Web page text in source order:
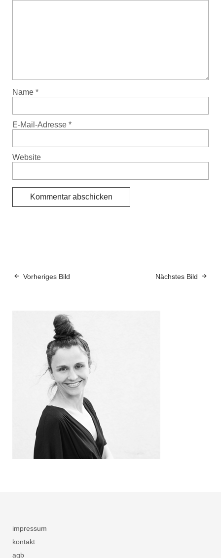
Name *
E-Mail-Adresse *
Website
Nächstes Bild
Vorheriges Bild
impressum
kontakt
agb